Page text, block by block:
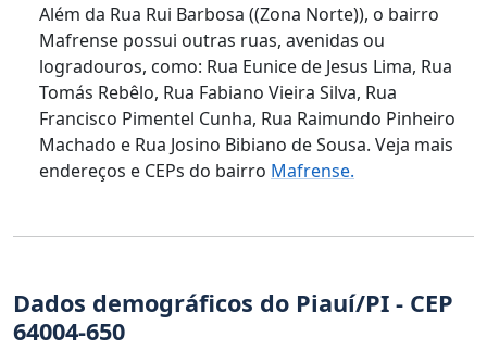
Além da Rua Rui Barbosa ((Zona Norte)), o bairro
Mafrense possui outras ruas, avenidas ou
logradouros, como: Rua Eunice de Jesus Lima, Rua
Tomás Rebêlo, Rua Fabiano Vieira Silva, Rua
Francisco Pimentel Cunha, Rua Raimundo Pinheiro
Machado e Rua Josino Bibiano de Sousa. Veja mais
endereços e CEPs do bairro Mafrense.
Dados demográficos do Piauí/PI - CEP
64004-650